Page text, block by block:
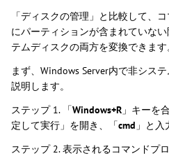
「ディスクの管理」と比較して、
にパーティションが含まれていな
テムディスクの両方を変換できます
まず、Windows Server内で非シス
説明します。
ステップ 1. 「Windows+R 」キーを
定して実行」を開き、「cmd 」と入
ステップ 2. 表示されるコマンドプ